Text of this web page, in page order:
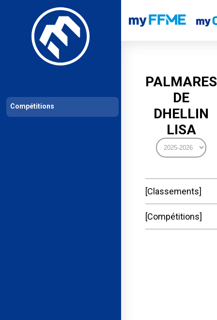
Les compétitions Calendrier de compétitions Classements
PALMARES
DE
DHELLIN
LISA
Classements
Compétitions
Compétitions